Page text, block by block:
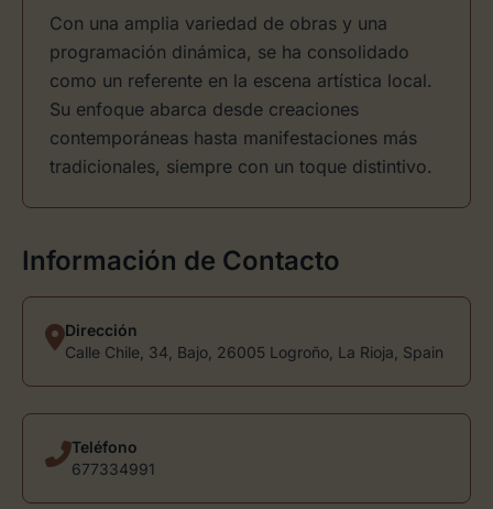
Con una amplia variedad de obras y una
programación dinámica, se ha consolidado
como un referente en la escena artística local.
Su enfoque abarca desde creaciones
contemporáneas hasta manifestaciones más
tradicionales, siempre con un toque distintivo.
Información de Contacto
Dirección
Calle Chile, 34, Bajo, 26005 Logroño, La Rioja, Spain
Teléfono
677334991